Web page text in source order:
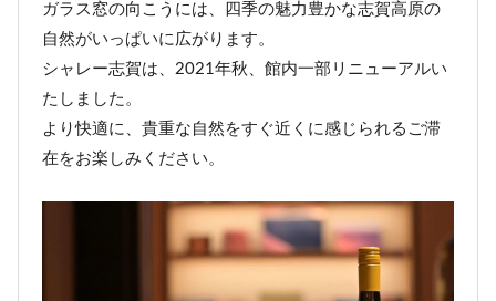
ガラス窓の向こうには、四季の魅力豊かな志賀高原の
自然がいっぱいに広がります。
シャレー志賀は、2021年秋、館内一部リニューアルい
たしました。
より快適に、貴重な自然をすぐ近くに感じられるご滞
在をお楽しみください。